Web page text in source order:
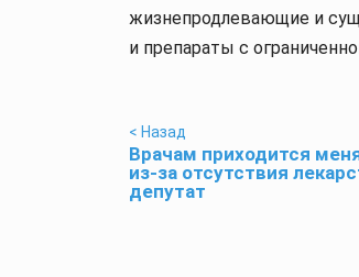
жизнепродлевающие и
и препараты с
< Назад
Врачам приходится
из-за отсутствия
депутат